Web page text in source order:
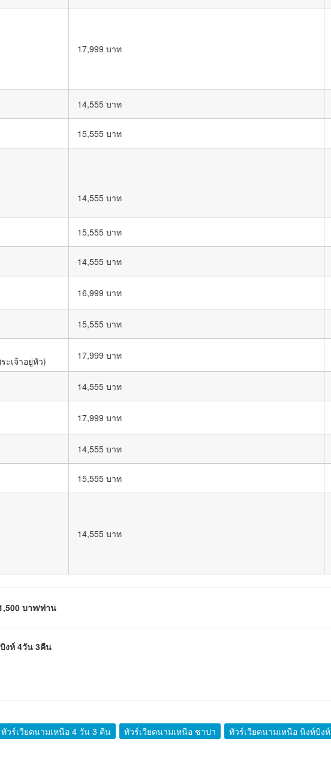
17,999 บาท
14,555 บาท
15,555 บาท
14,555 บาท
15,555 บาท
14,555 บาท
16,999 บาท
15,555 บาท
เจ้าอยู่หัว)
17,999 บาท
14,555 บาท
17,999 บาท
14,555 บาท
15,555 บาท
14,555 บาท
บาท/ท่าน
งห์ 4วัน 3คืน
ทัวร์เวียดนามเหนือ 4 วัน 3 คืน ทัวร์เวียดนามเหนือ ซาปา ทัวร์เวียดนามเหนือ นิงห์บิงห์